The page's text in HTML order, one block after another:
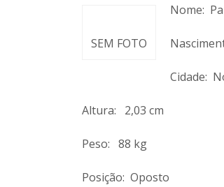
SEM FOTO
Nome:
Cidade:
Altura: 2,03 cm
Peso: 88 kg
Posição: Oposto